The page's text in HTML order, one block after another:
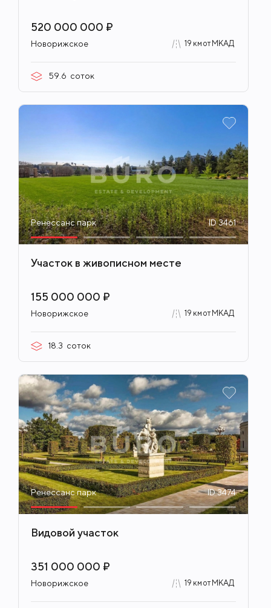
520 000 000 ₽
Новорижское 19 км от МКАД
59.6 соток
Ренессанс парк ID 3461
Участок в живописном месте
155 000 000 ₽
Новорижское 19 км от МКАД
18.3 соток
Ренессанс парк ID 3474
Видовой участок
351 000 000 ₽
Новорижское 19 км от МКАД